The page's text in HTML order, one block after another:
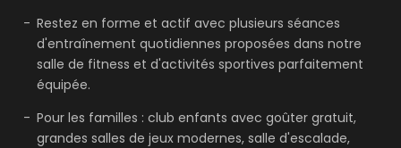
Restez en forme et actif avec plusieurs séances
d'entraînement quotidiennes proposées dans notre
salle de fitness et d'activités sportives parfaitement
équipée.
Pour les familles : club enfants avec goûter gratuit,
grandes salles de jeux modernes, salle d'escalade,